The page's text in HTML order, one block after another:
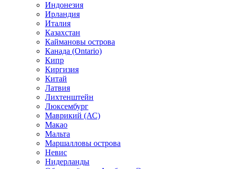
Индонезия
Ирландия
Италия
Казахстан
Каймановы острова
Канада (Ontario)
Кипр
Киргизия
Китай
Латвия
Лихтенштейн
Люксембург
Маврикий (АС)
Макао
Мальта
Маршалловы острова
Нeвис
Нидерланды